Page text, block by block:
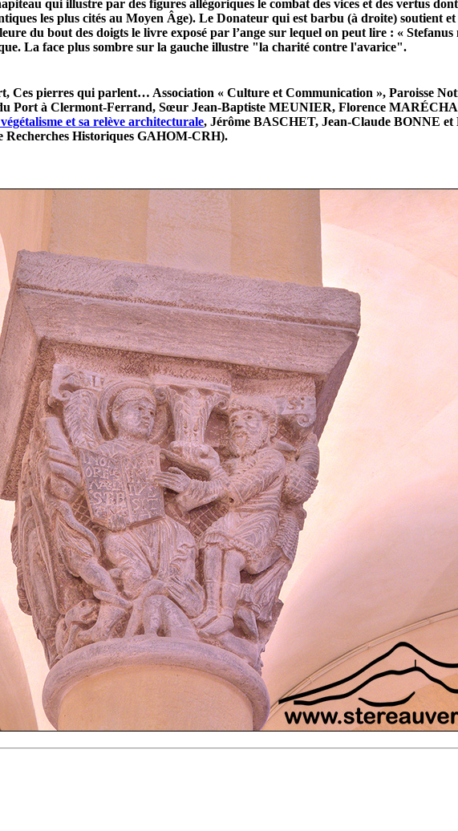
qui illustre par des figures allégoriques le combat des vices et des vertus
les plus cités au Moyen Âge). Le Donateur qui est barbu (à droite) soutient
du bout des doigts le livre exposé par l’ange sur lequel on peut lire : «
La face plus sombre sur la gauche illustre "la charité contre l'avarice".
Ces pierres qui parlent… Association « Culture et Communication », Paroisse
Port à Clermont-Ferrand, Sœur Jean-Baptiste MEUNIER, Florence
et sa relève architecturale, Jérôme BASCHET, Jean-Claude BONNE
Recherches Historiques GAHOM-CRH).